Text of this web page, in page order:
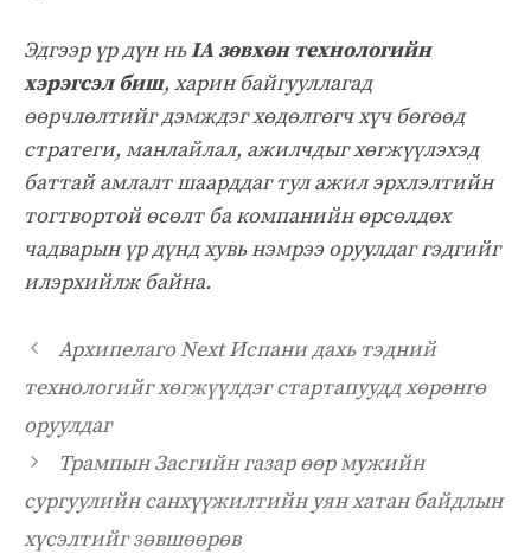
Эдгээр үр дүн ньIA зөвхөн технологийн
хэрэгсэл биш, харин байгууллагад
өөрчлөлтийг дэмждэг хөдөлгөгч хүч бөгөөд
стратеги, манлайлал, ажилчдыг хөгжүүлэхэд
баттай амлалт шаарддаг тул ажил эрхлэлтийн
тогтвортой өсөлт ба компанийн өрсөлдөх
чадварын үр дүнд хувь нэмрээ оруулдаг гэдгийг
илэрхийлж байна.
Архипелаго Next Испани дахь тэдний
технологийг хөгжүүлдэг стартапуудд хөрөнгө
оруулдаг
Трампын Засгийн газар өөр мужийн
сургуулийн санхүүжилтийн уян хатан байдлын
хүсэлтийг зөвшөөрөв